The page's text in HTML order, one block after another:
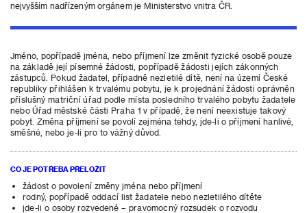
nejvyšším nadřízeným orgánem je Ministerstvo vnitra ČR.
Jméno, popřípadě jména, nebo příjmení lze změnit fyzické osobě pouze
na základě její písemné žádosti, popřípadě žádosti jejích zákonných
zástupců. Pokud žadatel, případně nezletilé dítě, není na území České
republiky přihlášen k trvalému pobytu, je k projednání žádosti oprávněn
příslušný matriční úřad podle místa posledního trvalého pobytu žadatele
nebo Úřad městské části Praha 1 v případě, že není neexistuje takový
pobyt. Změna příjmení se povolí zejména tehdy, jde-li o příjmení hanlivé,
směšné, nebo je-li pro to vážný důvod.
CO JE POTŘEBA PŘELOŽIT
žádost o povolení změny jména nebo příjmení
rodný, popřípadě oddací list žadatele nebo nezletilého dítěte
jde-li o osoby rozvedené – pravomocný rozsudek o rozvodu